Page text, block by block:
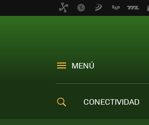
MENÚ
CONECTIVIDAD